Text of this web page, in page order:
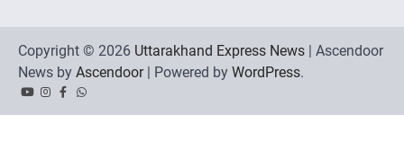
Copyright © 2026 Uttarakhand Express News | Ascendoor
News by Ascendoor| Powered by WordPress.
YouTubeInstagram
Facebook
Whatsapp